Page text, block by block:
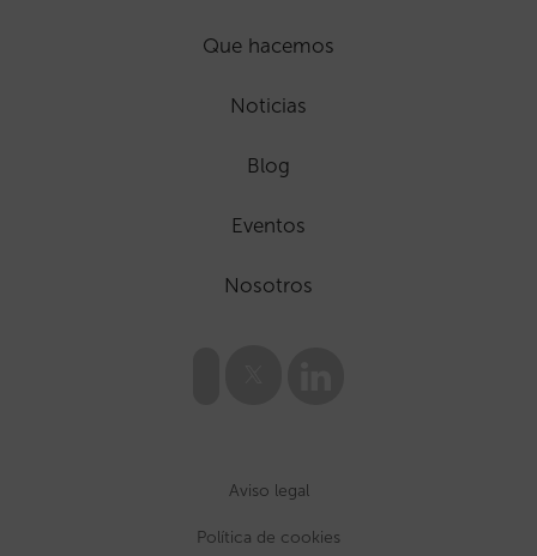
Que hacemos
Noticias
Blog
Eventos
Nosotros
Aviso legal
Política de cookies